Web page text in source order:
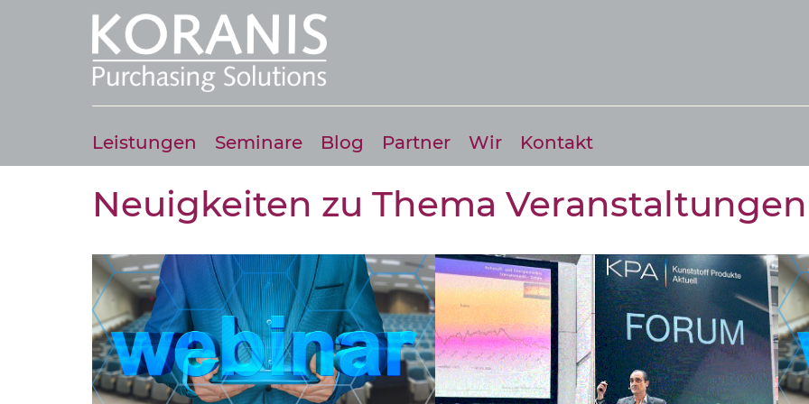
Leistungen Seminare Blog Partner Wir Kontakt
Neuigkeiten zu Thema Veranstaltungen